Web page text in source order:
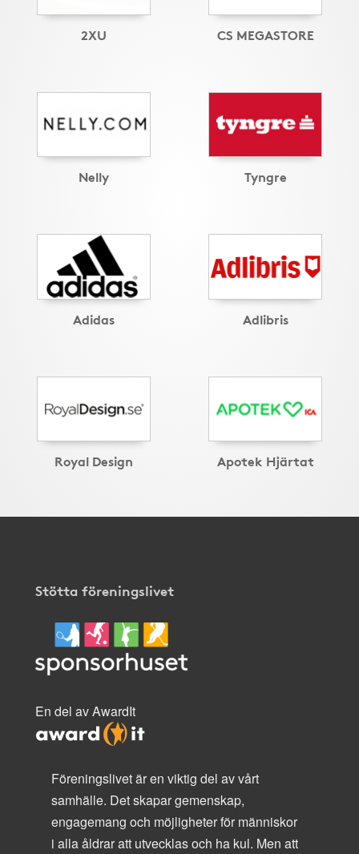
2XU CS MEGASTORE
Nelly Tyngre
Adidas Adlibris
Royal Design Apotek Hjärtat
Stötta föreningslivet
En del av AwardIt
Föreningslivet är en viktig del av vårt
samhälle. Det skapar gemenskap,
engagemang och möjligheter för människor
i alla åldrar att utvecklas och ha kul. Men att